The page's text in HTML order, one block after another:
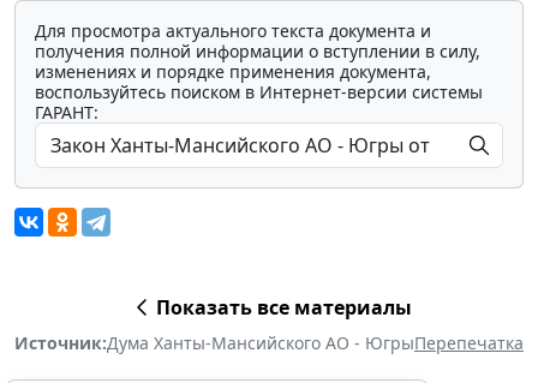
Для просмотра актуального текста документа и
получения полной информации о вступлении в силу,
изменениях и порядке применения документа,
воспользуйтесь поиском в Интернет-версии системы
ГАРАНТ:
Показать все материалы
Источник:Дума Ханты-Мансийского АО - ЮгрыПерепечатка